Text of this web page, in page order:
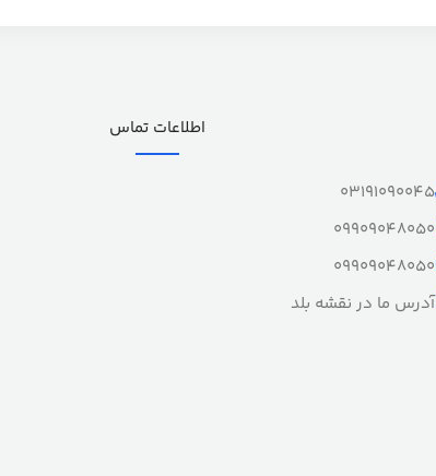
اطلاعات تماس
03191090045
09909048050
09909048050
آدرس ما در نقشه بلد